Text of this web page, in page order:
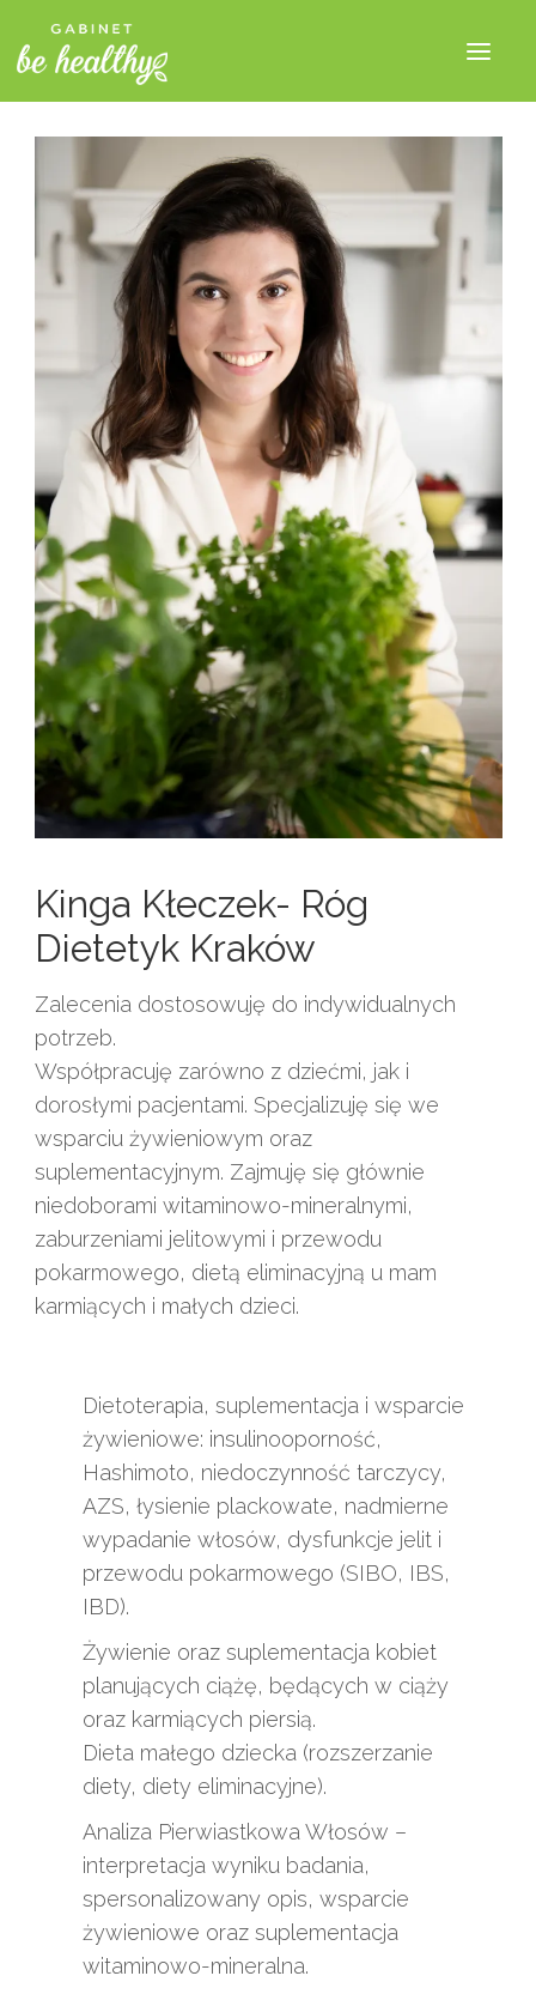
Kinga Kłeczek- Róg
Dietetyk Kraków
Zalecenia dostosowuję do indywidualnych
potrzeb.
Współpracuję zarówno z dziećmi, jak i
dorosłymi pacjentami. Specjalizuję się we
wsparciu żywieniowym oraz
suplementacyjnym. Zajmuję się głównie
niedoborami witaminowo-mineralnymi,
zaburzeniami jelitowymi i przewodu
pokarmowego, dietą eliminacyjną u mam
karmiących i małych dzieci.
Dietoterapia, suplementacja i wsparcie
żywieniowe: insulinooporność,
Hashimoto, niedoczynność tarczycy,
AZS, łysienie plackowate, nadmierne
wypadanie włosów, dysfunkcje jelit i
przewodu pokarmowego (SIBO, IBS,
IBD).
Żywienie oraz suplementacja kobiet
planujących ciążę, będących w ciąży
oraz karmiących piersią.
Dieta małego dziecka (rozszerzanie
diety, diety eliminacyjne).
Analiza Pierwiastkowa Włosów –
interpretacja wyniku badania,
spersonalizowany opis, wsparcie
żywieniowe oraz suplementacja
witaminowo-mineralna.